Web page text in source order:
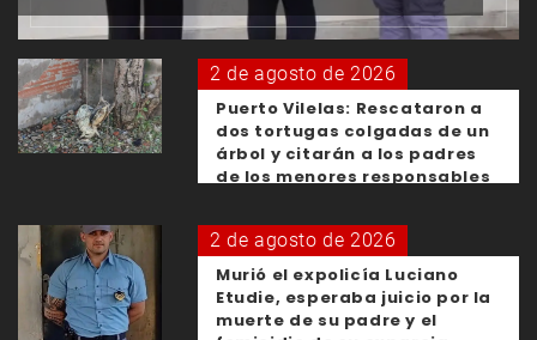
2 de agosto de 2026
Puerto Vilelas: Rescataron a
dos tortugas colgadas de un
árbol y citarán a los padres
de los menores responsables
2 de agosto de 2026
Murió el expolicía Luciano
Etudie, esperaba juicio por la
muerte de su padre y el